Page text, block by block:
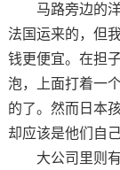
马路旁边的洋
法国运来的，但
钱更便宜。在担
泡，上面打着一
的了。然而日本
却应该是他们自
大公司里则有